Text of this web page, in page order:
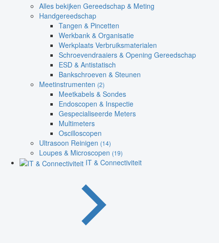
Alles bekijken Gereedschap & Meting
Handgereedschap
Tangen & Pincetten
Werkbank & Organisatie
Werkplaats Verbruiksmaterialen
Schroevendraaiers & Opening Gereedschap
ESD & Antistatisch
Bankschroeven & Steunen
Meetinstrumenten (2)
Meetkabels & Sondes
Endoscopen & Inspectie
Gespecialiseerde Meters
Multimeters
Oscilloscopen
Ultrasoon Reinigen (14)
Loupes & Microscopen (19)
IT & Connectiviteit